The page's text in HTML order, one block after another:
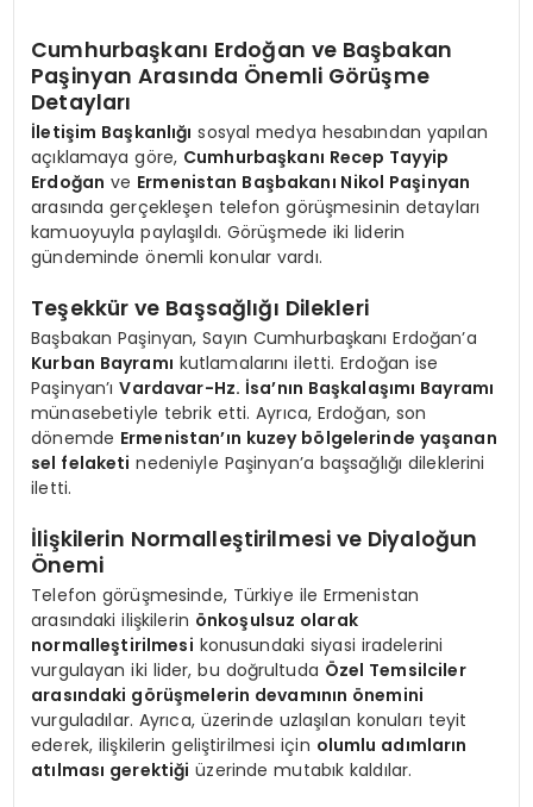
Cumhurbaşkanı Erdoğan ve Başbakan
Paşinyan Arasında Önemli Görüşme
Detayları
İletişim Başkanlığı sosyal medya hesabından yapılan
açıklamaya göre, Cumhurbaşkanı Recep Tayyip
Erdoğan ve Ermenistan Başbakanı Nikol Paşinyan
arasında gerçekleşen telefon görüşmesinin detayları
kamuoyuyla paylaşıldı. Görüşmede iki liderin
gündeminde önemli konular vardı.
Teşekkür ve Başsağlığı Dilekleri
Başbakan Paşinyan, Sayın Cumhurbaşkanı Erdoğan’a
Kurban Bayramı kutlamalarını iletti. Erdoğan ise
Paşinyan’ıVardavar-Hz. İsa’nın Başkalaşımı Bayramı
münasebetiyle tebrik etti. Ayrıca, Erdoğan, son
dönemde Ermenistan’ın kuzey bölgelerinde yaşanan
sel felaketi nedeniyle Paşinyan’a başsağlığı dileklerini
iletti.
İlişkilerin Normalleştirilmesi ve Diyaloğun
Önemi
Telefon görüşmesinde, Türkiye ile Ermenistan
arasındaki ilişkilerin önkoşulsuz olarak
normalleştirilmesi konusundaki siyasi iradelerini
vurgulayan iki lider, bu doğrultuda Özel Temsilciler
arasındaki görüşmelerin devamının önemini
vurguladılar. Ayrıca, üzerinde uzlaşılan konuları teyit
ederek, ilişkilerin geliştirilmesi için olumlu adımların
atılması gerektiği üzerinde mutabık kaldılar.